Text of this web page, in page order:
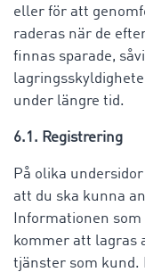
eller för att
raderas när de
finnas sparade,
under längre tid.
6.1. Registrering
På olika
att du ska kunna
Informationen
kommer att lagras
tjänster som kund.